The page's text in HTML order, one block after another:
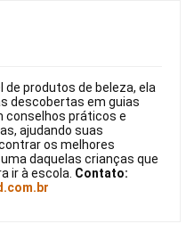
de produtos de beleza, ela
descobertas em guias
conselhos práticos e
ajudando suas
os melhores
daquelas crianças que
ir à escola. Contato: